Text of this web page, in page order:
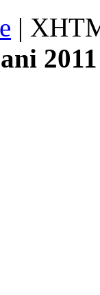
|
2011